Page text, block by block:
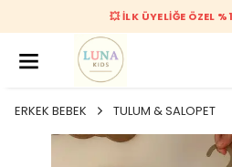
💥 İLK ÜYELİĞE ÖZEL
ERKEK BEBEK TULUM & SALOPET